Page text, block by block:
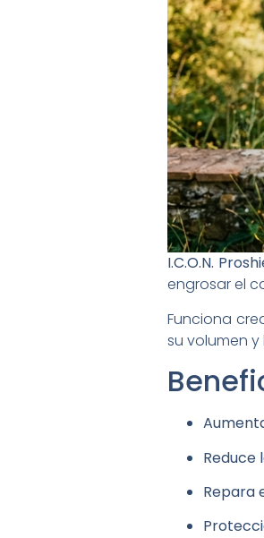
I.C.O.N.
engrosar el
Funciona
su volumen y
Reduce
Repara